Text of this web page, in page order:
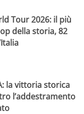
Tour 2026: il più
della storia, 82
la vittoria storica
l’addestramento